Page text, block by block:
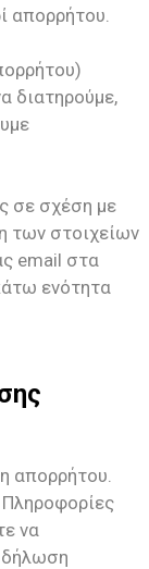
απορρήτου.
διατηρούμε,
σε σχέση με
των στοιχείων
email στα
ενότητα
απορρήτου.
να
δήλωση